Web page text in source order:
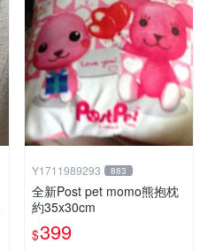
Y1711989293 883
全新Post pet momo熊抱枕
約35x30cm
$399